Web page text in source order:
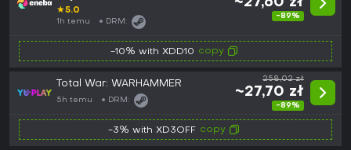
★5.0
1h temu DRM:
-89%
-10% with XDD10 copy
Total War: WARHAMMER
5h temu DRM:
258,02 zł
~27,70 zł
-89%
-3% with XD3OFF copy